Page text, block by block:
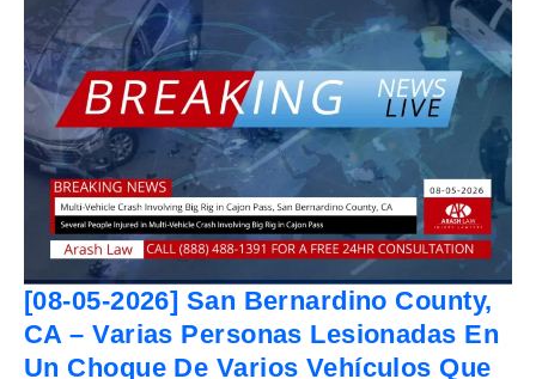
[08-05-2026] San Bernardino County,
CA – Varias Personas Lesionadas En
Un Choque De Varios Vehículos Que